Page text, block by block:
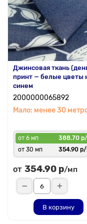
Джинсовая ткань
принт — белые цветы
синем
2000000065892
Мало: менее 30
от 6 мп
388.70
от 30 мп
354.90
от 354.90 р/мп
В корзину